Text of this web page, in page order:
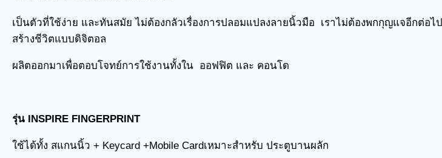
เป็นตัวที่ใช้ง่าย และทันสมัย ไม่ต้องกลัวเรื่องการปลอมแปลงลายนิ้วมือ เราไม่ต้องพกกุญแจอีกต่อไป
สร้างชีวิตแบบดิจิตอล
ผลิตออกมาเพื่อตอบโจทย์การใช้งานทั้งใน ออฟฟิต และ คอนโด
รุ่น INSPIRE FINGERPRINT
ใช้ได้ทั้ง สแกนนิ้ว + Keycard +Mobile Cardเหมาะสำหรับ ประตูบานผลัก